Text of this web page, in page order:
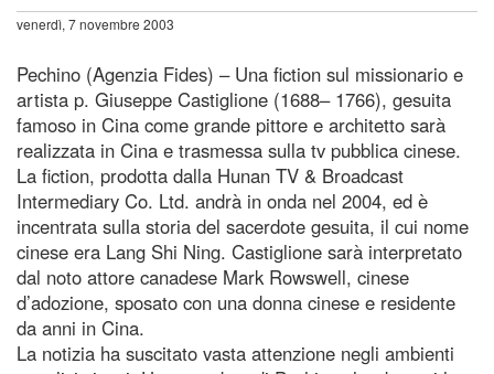
venerdì, 7 novembre 2003
Pechino (Agenzia Fides) – Una fiction sul missionario e
artista p. Giuseppe Castiglione (1688– 1766), gesuita
famoso in Cina come grande pittore e architetto sarà
realizzata in Cina e trasmessa sulla tv pubblica cinese.
La fiction, prodotta dalla Hunan TV & Broadcast
Intermediary Co. Ltd. andrà in onda nel 2004, ed è
incentrata sulla storia del sacerdote gesuita, il cui nome
cinese era Lang Shi Ning. Castiglione sarà interpretato
dal noto attore canadese Mark Rowswell, cinese
d’adozione, sposato con una donna cinese e residente
da anni in Cina.
La notizia ha suscitato vasta attenzione negli ambienti